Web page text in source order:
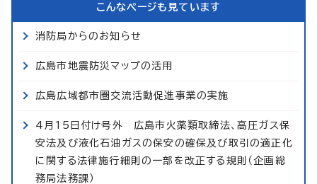
こんなページも見ています
消防局からのお知らせ
広島市地震防災マップの活用
広島広域都市圏交流活動促進事業の実施
4月15日付け号外 広島市火薬類取締法、高圧ガス保
安法及び液化石油ガスの保安の確保及び取引の適正化
に関する法律施行細則の一部を改正する規則（企画総
務局法務課）